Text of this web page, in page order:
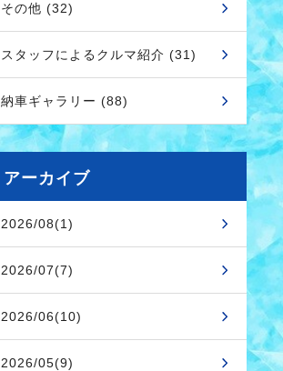
その他 (32)
スタッフによるクルマ紹介 (31)
納車ギャラリー (88)
アーカイブ
2026/08(1)
2026/07(7)
2026/06(10)
2026/05(9)